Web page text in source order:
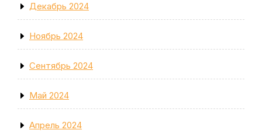
Декабрь 2024
Ноябрь 2024
Сентябрь 2024
Май 2024
Апрель 2024